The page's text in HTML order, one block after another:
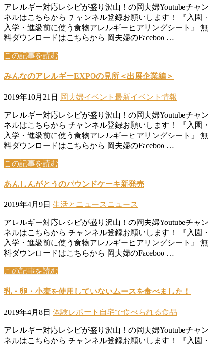
アレルギー対応レシピが盛り沢山！の岡夫婦Youtubeチャン
ネルはこちらから チャンネル登録お願いします！ 『入園・
入学・進級前に使う食物アレルギーヒアリングシート』 無
料ダウンロードはこちらから 岡夫婦のFaceboo …
この記事を読む
みんなのアレルギーEXPOの見所＜出展企業編＞
2019年10月21日 岡夫婦イベント 最新イベント情報
アレルギー対応レシピが盛り沢山！の岡夫婦Youtubeチャン
ネルはこちらから チャンネル登録お願いします！ 『入園・
入学・進級前に使う食物アレルギーヒアリングシート』 無
料ダウンロードはこちらから 岡夫婦のFaceboo …
この記事を読む
あんしんがとうのパウンドケーキ新発売
2019年4月9日 生活とニュースニュース
アレルギー対応レシピが盛り沢山！の岡夫婦Youtubeチャン
ネルはこちらから チャンネル登録お願いします！ 『入園・
入学・進級前に使う食物アレルギーヒアリングシート』 無
料ダウンロードはこちらから 岡夫婦のFaceboo …
この記事を読む
乳・卵・小麦を使用していないムースを食べました！
2019年4月8日 体験レポート 自宅で食べられる食品
アレルギー対応レシピが盛り沢山！の岡夫婦Youtubeチャン
ネルはこちらから チャンネル登録お願いします！ 『入園・